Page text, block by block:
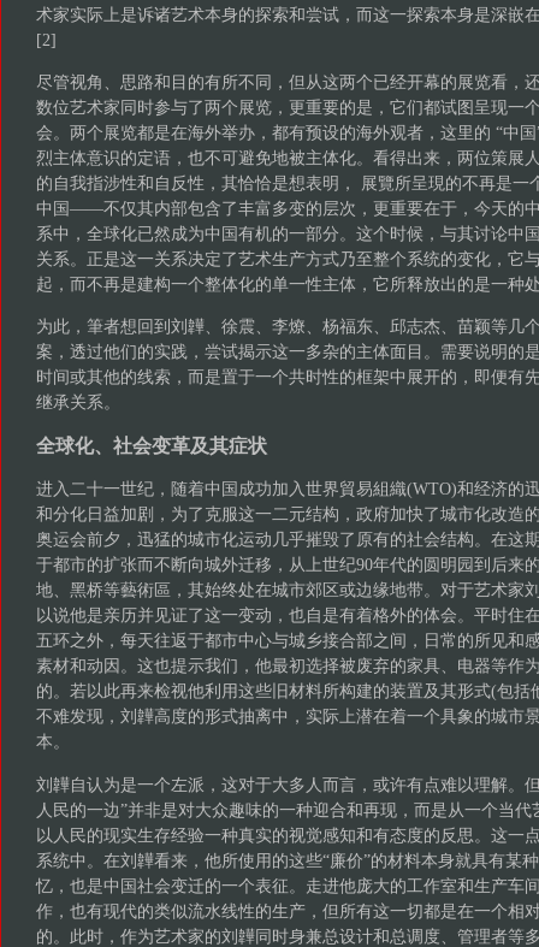
术家实际上是诉诸艺术本身的探索和尝试，而这一探索本身是深嵌
[2]
尽管视角、思路和目的有所不同，但从这两个已经开幕的展览看，
数位艺术家同时参与了两个展览，更重要的是，它们都试图呈现一
会。两个展览都是在海外举办，都有预设的海外观者，这里的 “中
烈主体意识的定语，也不可避免地被主体化。看得出来，两位策展
的自我指涉性和自反性，其恰恰是想表明， 展覽所呈現的不再是一
中国——不仅其内部包含了丰富多变的层次，更重要在于，今天的
系中，全球化已然成为中国有机的一部分。这个时候，与其讨论中
关系。正是这一关系决定了艺术生产方式乃至整个系统的变化，它
起，而不再是建构一个整体化的单一性主体，它所释放出的是一种
为此，筆者想回到刘韡、徐震、李燎、杨福东、邱志杰、苗颖等几
案，透过他们的实践，尝试揭示这一多杂的主体面目。需要说明的
时间或其他的线索，而是置于一个共时性的框架中展开的，即便有
继承关系。
全球化、社会变革及其症状
进入二十一世纪，随着中国成功加入世界貿易組織(WTO)和经济的
和分化日益加剧，为了克服这一二元结构，政府加快了城市化改造
奥运会前夕，迅猛的城市化运动几乎摧毁了原有的社会结构。在这
于都市的扩张而不断向城外迁移，从上世纪90年代的圆明园到后来
地、黑桥等藝術區，其始终处在城市郊区或边缘地带。对于艺术家
以说他是亲历并见证了这一变动，也自是有着格外的体会。平时住
五环之外，每天往返于都市中心与城乡接合部之间，日常的所见和
素材和动因。这也提示我们，他最初选择被废弃的家具、电器等作
的。若以此再来检视他利用这些旧材料所构建的装置及其形式(包括
不难发现，刘韡高度的形式抽离中，实际上潜在着一个具象的城市
本。
刘韡自认为是一个左派，这对于大多人而言，或许有点难以理解。
人民的一边”并非是对大众趣味的一种迎合和再现，而是从一个当
以人民的现实生存经验一种真实的视觉感知和有态度的反思。这一
系统中。在刘韡看来，他所使用的这些“廉价”的材料本身就具有某
忆，也是中国社会变迁的一个表征。走进他庞大的工作室和生产车
作，也有现代的类似流水线性的生产，但所有这一切都是在一个相
的。此时，作为艺术家的刘韡同时身兼总设计和总调度、管理者等